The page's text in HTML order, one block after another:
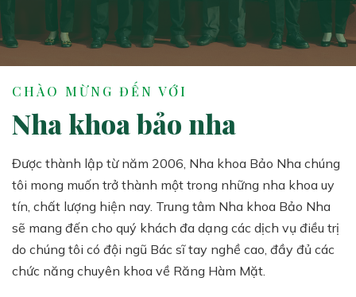
CHÀO MỪNG ĐẾN VỚI
Nha khoa bảo nha
Được thành lập từ năm 2006, Nha khoa Bảo Nha chúng
tôi mong muốn trở thành một trong những nha khoa uy
tín, chất lượng hiện nay. Trung tâm Nha khoa Bảo Nha
sẽ mang đến cho quý khách đa dạng các dịch vụ điều trị
do chúng tôi có đội ngũ Bác sĩ tay nghề cao, đầy đủ các
chức năng chuyên khoa về Răng Hàm Mặt.